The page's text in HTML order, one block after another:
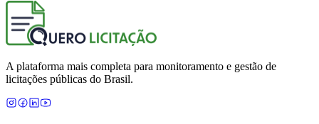
A plataforma mais completa para monitoramento e gestão de
licitações públicas do Brasil.